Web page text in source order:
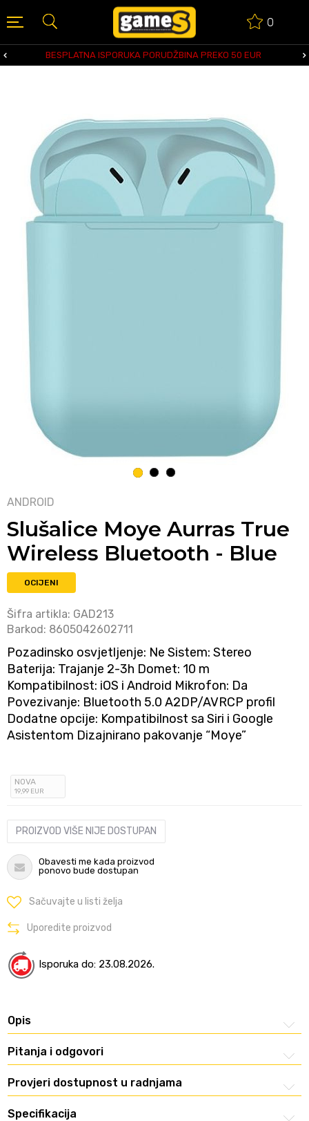
0
BESPLATNA ISPORUKA PORUDŽBINA PREKO 50 EUR
1 2 3
ANDROID
Slušalice Moye Aurras True
Wireless Bluetooth - Blue
OCIJENI
Šifra artikla: GAD213
Barkod: 8605042602711
Pozadinsko osvjetljenje: Ne Sistem: Stereo
Baterija: Trajanje 2-3h Domet: 10 m
Kompatibilnost: iOS i Android Mikrofon: Da
Povezivanje: Bluetooth 5.0 A2DP/AVRCP profil
Dodatne opcije: Kompatibilnost sa Siri i Google
Asistentom Dizajnirano pakovanje “Moye”
NOVA
19,99 EUR
PROIZVOD VIŠE NIJE DOSTUPAN
Obavesti me kada proizvod
ponovo bude dostupan
Sačuvajte u listi želja
Uporedite proizvod
Isporuka do: 23.08.2026.
Opis
Pitanja i odgovori
Provjeri dostupnost u radnjama
Specifikacija